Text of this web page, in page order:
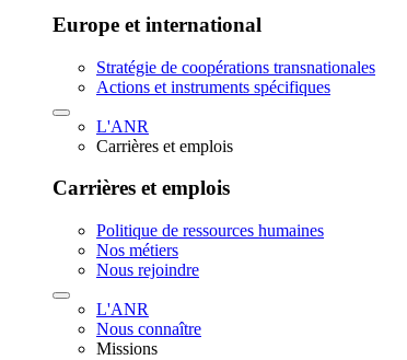
Europe et international
Stratégie de coopérations transnationales
Actions et instruments spécifiques
L'ANR
Carrières et emplois
Carrières et emplois
Politique de ressources humaines
Nos métiers
Nous rejoindre
L'ANR
Nous connaître
Missions